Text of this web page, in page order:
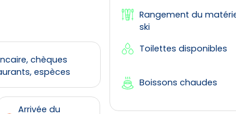
chèques
espèces
Arrivée du
Rangement du
ski
Toilettes disponibles
Boissons chaudes